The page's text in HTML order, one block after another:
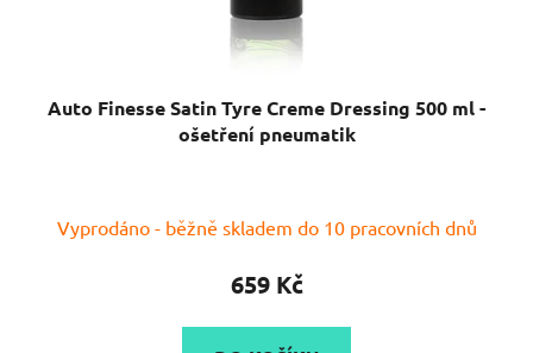
Auto Finesse Satin Tyre Creme Dressing 500 ml -
ošetření pneumatik
hodnocení
produktu
5,0
Vyprodáno - běžně skladem do 10 pracovních dnů
659 Kč